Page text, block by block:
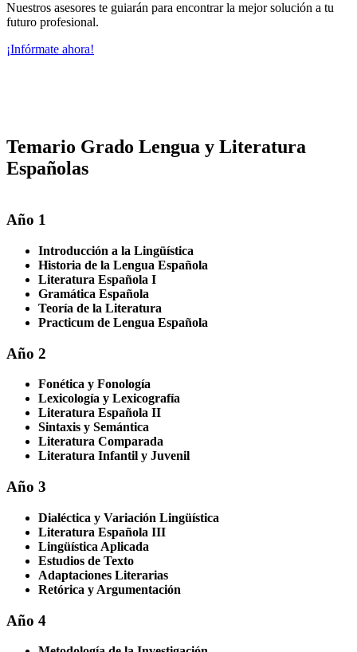
Nuestros asesores te guiarán para encontrar la mejor solución a tu
futuro profesional.
¡Infórmate ahora!
Temario Grado Lengua y Literatura
Españolas
Año 1
Introducción a la Lingüística
Historia de la Lengua Española
Literatura Española I
Gramática Española
Teoría de la Literatura
Practicum de Lengua Española
Año 2
Fonética y Fonología
Lexicología y Lexicografía
Literatura Española II
Sintaxis y Semántica
Literatura Comparada
Literatura Infantil y Juvenil
Año 3
Dialéctica y Variación Lingüística
Literatura Española III
Lingüística Aplicada
Estudios de Texto
Adaptaciones Literarias
Retórica y Argumentación
Año 4